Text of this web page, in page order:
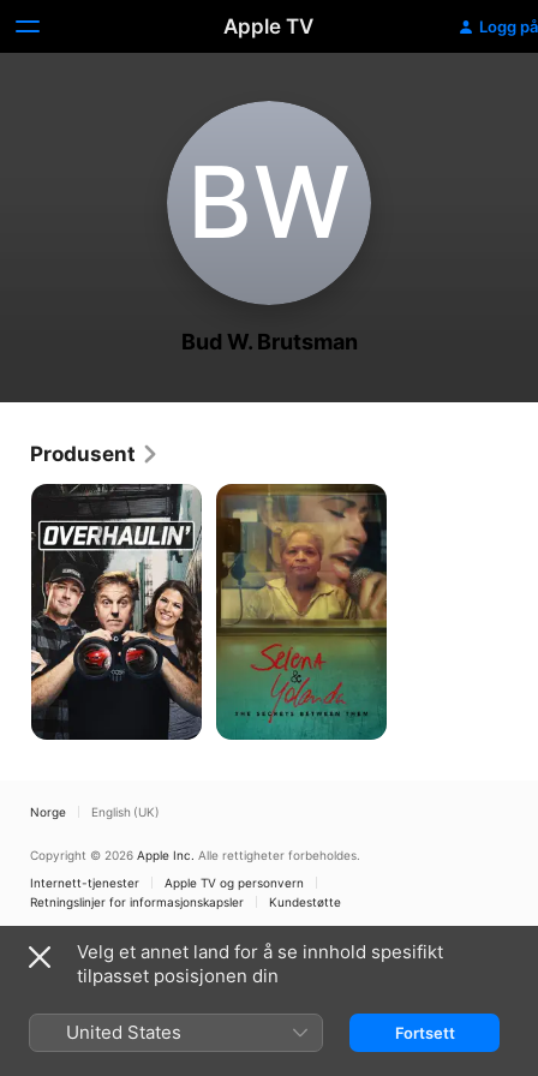
Apple TV Logg på
B‌W
Bud W. Brutsman
Produsent
Overhaulin
Selena
and
Yolanda:
The
Secrets
Between
Them
Norge English (UK)
Copyright © 2026 Apple Inc. Alle rettigheter forbeholdes.
Internett-tjenester
Apple TV og personvern
Retningslinjer for informasjonskapsler
Kundestøtte
Velg et annet land for å se innhold spesifikt
tilpasset posisjonen din
United States Fortsett